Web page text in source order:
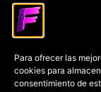
Para ofrecer las
cookies para
consentimiento de